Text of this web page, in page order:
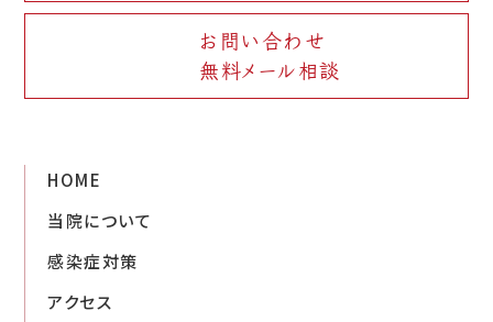
お問い合わせ
無料メール相談
HOME
当院について
感染症対策
アクセス